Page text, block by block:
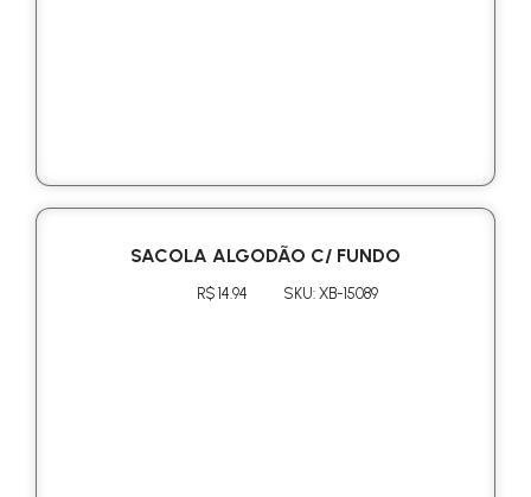
SACOLA ALGODÃO C/ FUNDO
R$ 14.94 SKU: XB-15089